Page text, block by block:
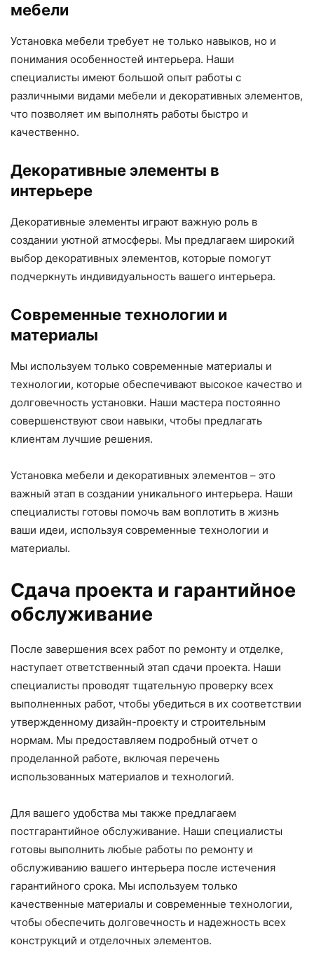
мебели
Установка мебели требует не только навыков, но и
понимания особенностей интерьера. Наши
специалисты имеют большой опыт работы с
различными видами мебели и декоративных элементов,
что позволяет им выполнять работы быстро и
качественно.
Декоративные элементы в
интерьере
Декоративные элементы играют важную роль в
создании уютной атмосферы. Мы предлагаем широкий
выбор декоративных элементов, которые помогут
подчеркнуть индивидуальность вашего интерьера.
Современные технологии и
материалы
Мы используем только современные материалы и
технологии, которые обеспечивают высокое качество и
долговечность установки. Наши мастера постоянно
совершенствуют свои навыки, чтобы предлагать
клиентам лучшие решения.
Установка мебели и декоративных элементов – это
важный этап в создании уникального интерьера. Наши
специалисты готовы помочь вам воплотить в жизнь
ваши идеи, используя современные технологии и
материалы.
Сдача проекта и гарантийное
обслуживание
После завершения всех работ по ремонту и отделке,
наступает ответственный этап сдачи проекта. Наши
специалисты проводят тщательную проверку всех
выполненных работ, чтобы убедиться в их соответствии
утвержденному дизайн-проекту и строительным
нормам. Мы предоставляем подробный отчет о
проделанной работе, включая перечень
использованных материалов и технологий.
Для вашего удобства мы также предлагаем
постгарантийное обслуживание. Наши специалисты
готовы выполнить любые работы по ремонту и
обслуживанию вашего интерьера после истечения
гарантийного срока. Мы используем только
качественные материалы и современные технологии,
чтобы обеспечить долговечность и надежность всех
конструкций и отделочных элементов.